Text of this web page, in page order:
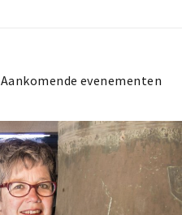
Aankomende evenementen